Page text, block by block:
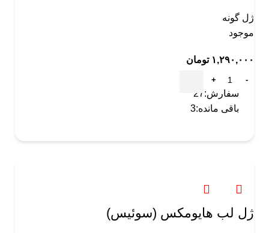
ژل گونه
موجود
۱,۲۹۰,۰۰۰ تومان
سفارش:27
باقی مانده:3
ژل لب هایومکس (سوئیس)